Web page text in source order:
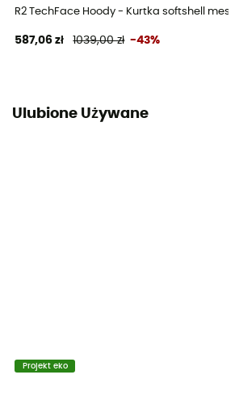
R2 TechFace Hoody - Kurtka softshell meska
587,06 zł 1039,00 zł -43%
Ulubione Używane
Projekt eko